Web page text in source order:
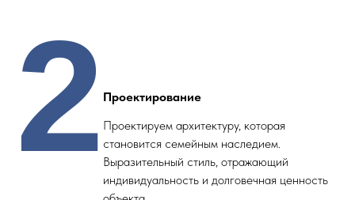
Проектирование
Проектируем архитектуру, которая
становится семейным наследием.
Выразительный стиль, отражающий
индивидуальность и долговечная ценность
2